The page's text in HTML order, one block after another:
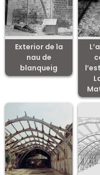
Exterior de la
nau de
blanqueig